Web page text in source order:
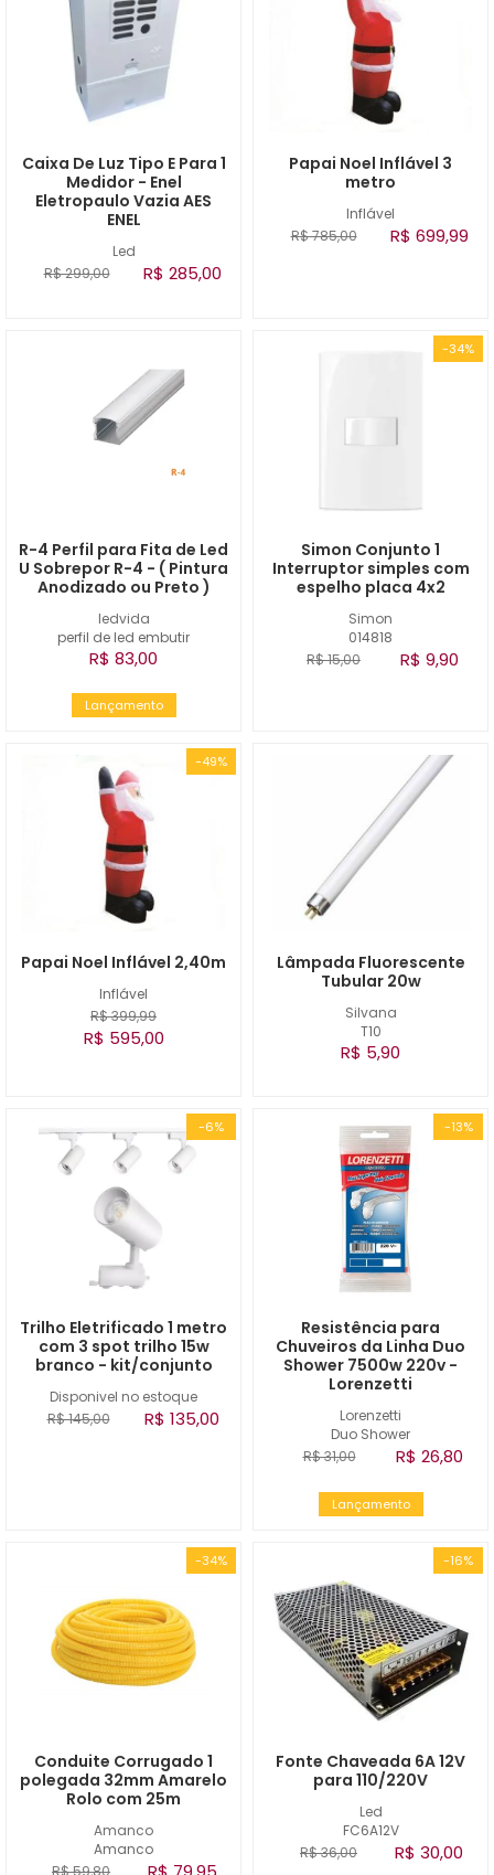
Led
Caixa De Luz Tipo E Para 1
Medidor - Enel
Eletropaulo Vazia AES
ENEL
R$ 299,00 R$ 285,00
Inflável
Papai Noel Inflável 3
metro
R$ 785,00 R$ 699,99
ledvida
perfil de led embutir
R-4 Perfil para Fita de Led
U Sobrepor R-4 - ( Pintura
Anodizado ou Preto )
R$ 83,00
Lançamento
-34%
Simon
014818
Simon Conjunto 1
Interruptor simples com
espelho placa 4x2
R$ 15,00 R$ 9,90
-49%
Inflável
Papai Noel Inflável 2,40m
R$ 399,99
R$ 595,00
Silvana
T10
Lâmpada Fluorescente
Tubular 20w
R$ 5,90
-6%
Disponivel no estoque
Trilho Eletrificado 1 metro
com 3 spot trilho 15w
branco - kit/conjunto
R$ 145,00 R$ 135,00
-13%
Lorenzetti
Duo Shower
Resistência para
Chuveiros da Linha Duo
Shower 7500w 220v -
Lorenzetti
R$ 31,00 R$ 26,80
Lançamento
-34%
Amanco
Amanco
Conduite Corrugado 1
polegada 32mm Amarelo
Rolo com 25m
R$ 59,80
-16%
Led
FC6A12V
Fonte Chaveada 6A 12V
para 110/220V
R$ 36,00 R$ 30,00